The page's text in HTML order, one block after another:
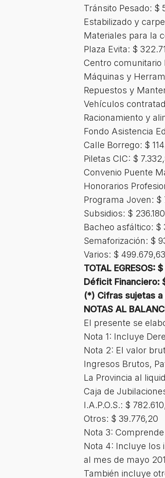
Tránsito Pesado: $
Estabilizado y
Materiales para la
Plaza Evita: $
Centro comunitario
Máquinas y
Repuestos y
Vehículos
Racionamiento y
Fondo Asistencia
Calle Borrego: $
Piletas CIC: $
Convenio Puente
Honorarios
Programa Joven: $
Subsidios: $
Bacheo asfáltico: $
Semaforización: $
Varios: $
TOTAL EGRESOS:
Déficit Financiero:
(*) Cifras sujetas
NOTAS AL
El presente se
Nota 1: Incluye
Nota 2: El valor
Ingresos Brutos,
La Provincia al
Caja de
I.A.P.O.S.: $
Otros: $ 39.776,20
Nota 3:
Nota 4: Incluye los
al mes de mayo
También incluye